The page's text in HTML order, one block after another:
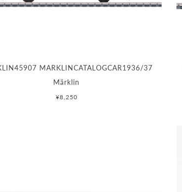
MARKLINCATALOGCAR1936/37
Märklin
¥8,250